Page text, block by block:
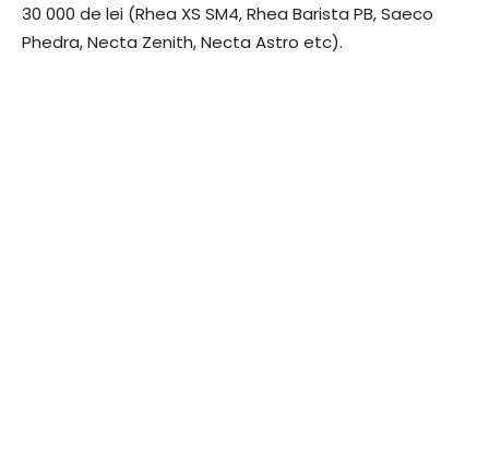
30 000 de lei (Rhea XS SM4, Rhea Barista PB, Saeco
Phedra, Necta Zenith, Necta Astro etc).